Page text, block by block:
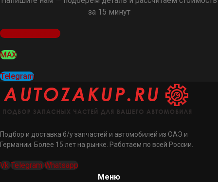
за 15 минут
Оставить заявку
MAX
Telegram
Подбор и доставка б/у запчастей и автомобилей из ОАЭ и
Германии. Более 15 лет на рынке. Работаем по всей России.
Vk Telegram Whatsapp
Меню